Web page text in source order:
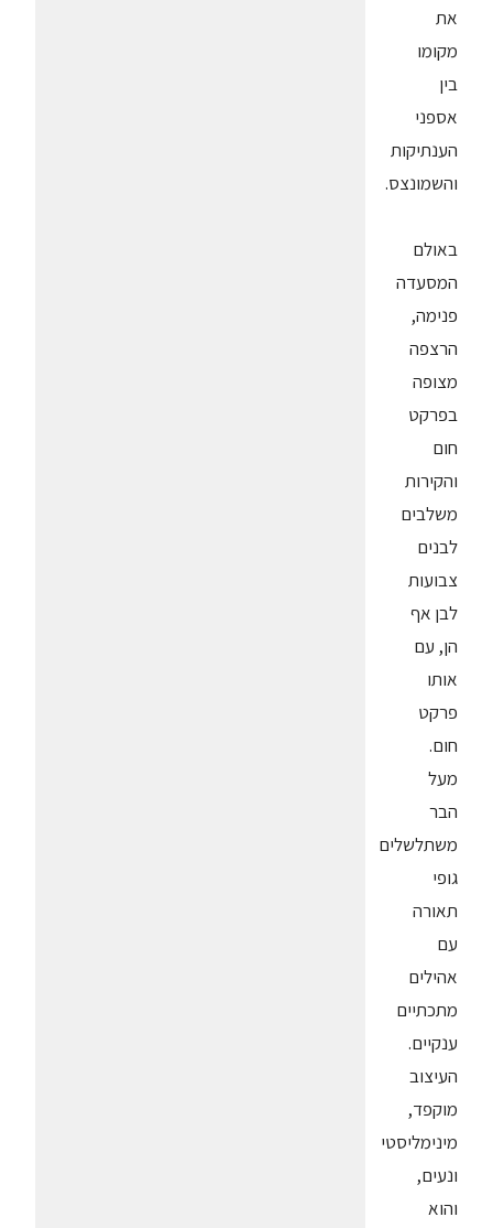
את
מקומו
בין
אספני
הענתיקות
והשמונצס.
באולם
המסעדה
פנימה,
הרצפה
מצופה
בפרקט
חום
והקירות
משלבים
לבנים
צבועות
לבן אף
הן, עם
אותו
פרקט
חום.
מעל
הבר
משתלשלים
גופי
תאורה
עם
אהילים
מתכתיים
ענקיים.
העיצוב
מוקפד,
מינימליסטי
ונעים,
והוא